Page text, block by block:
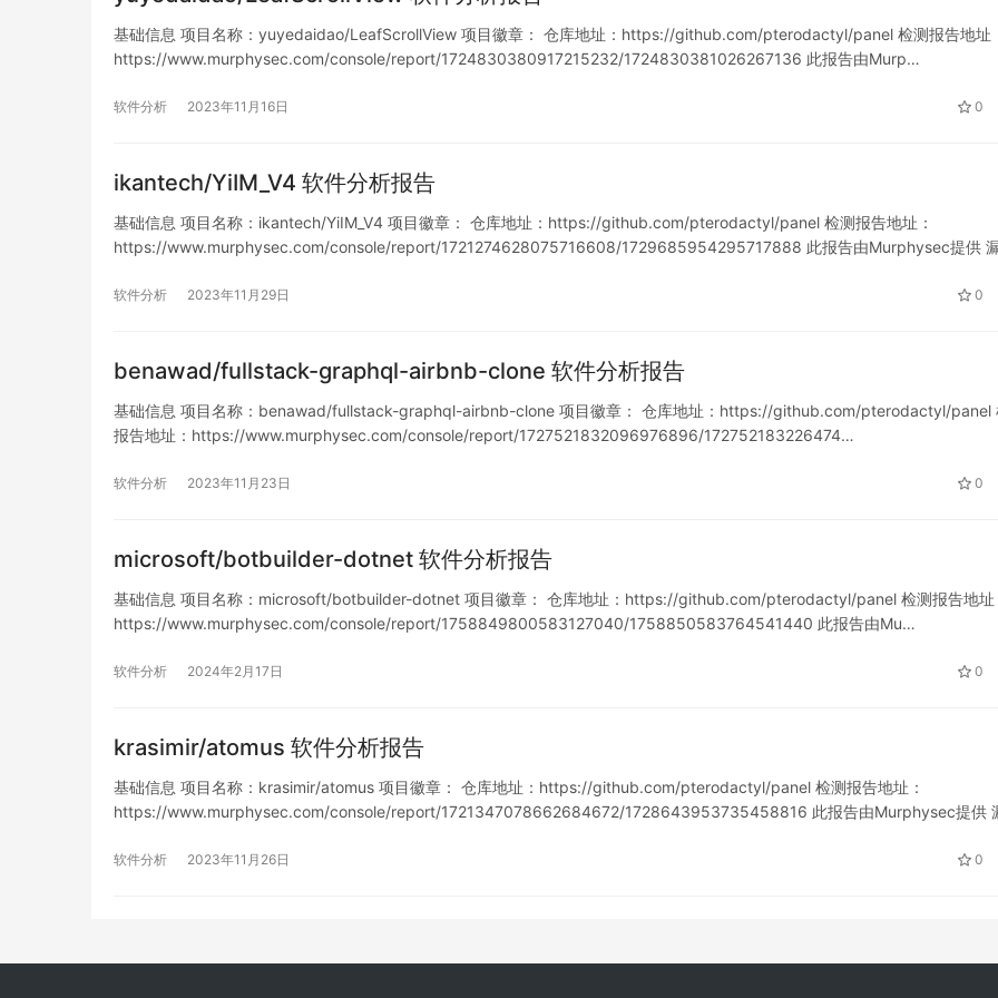
基础信息 项目名称：yuyedaidao/LeafScrollView 项目徽章： 仓库地址：https://github.com/pterodactyl/panel 检测报告地址
https://www.murphysec.com/console/report/1724830380917215232/1724830381026267136 此报告由Murp…
软件分析 2023年11月16日 0
ikantech/YiIM_V4 软件分析报告
基础信息 项目名称：ikantech/YiIM_V4 项目徽章： 仓库地址：https://github.com/pterodactyl/panel 检测报告地址：
https://www.murphysec.com/console/report/1721274628075716608/1729685954295717888 此报告由Murphysec提供
软件分析 2023年11月29日 0
benawad/fullstack-graphql-airbnb-clone 软件分析报告
基础信息 项目名称：benawad/fullstack-graphql-airbnb-clone 项目徽章： 仓库地址：https://github.com/pterodactyl/panel
报告地址：https://www.murphysec.com/console/report/1727521832096976896/172752183226474…
软件分析 2023年11月23日 0
microsoft/botbuilder-dotnet 软件分析报告
基础信息 项目名称：microsoft/botbuilder-dotnet 项目徽章： 仓库地址：https://github.com/pterodactyl/panel 检测报告地址
https://www.murphysec.com/console/report/1758849800583127040/1758850583764541440 此报告由Mu…
软件分析 2024年2月17日 0
krasimir/atomus 软件分析报告
基础信息 项目名称：krasimir/atomus 项目徽章： 仓库地址：https://github.com/pterodactyl/panel 检测报告地址：
https://www.murphysec.com/console/report/1721347078662684672/1728643953735458816 此报告由Murphysec提供
软件分析 2023年11月26日 0